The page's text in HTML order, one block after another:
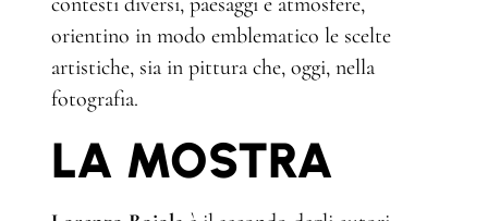
orientino in modo emblematico le scelte
artistiche, sia in pittura che, oggi, nella
fotografia.
LA MOSTRA